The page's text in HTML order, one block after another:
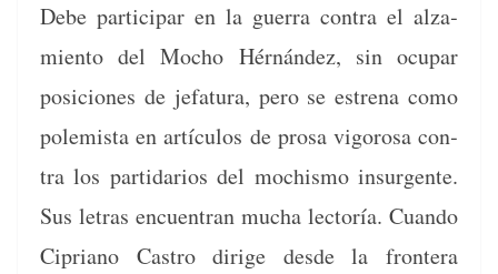
Debe par­tic­i­par en la guer­ra con­tra el alza­
mien­to del Mocho Hérnán­dez, sin ocu­par
posi­ciones de jefatu­ra, pero se estre­na como
polemista en artícu­los de prosa vig­orosa con­
tra los par­tidar­ios del mochis­mo insur­gente.
Sus letras encuen­tran mucha lec­toría. Cuan­do
Cipri­ano Cas­tro dirige des­de la fron­tera